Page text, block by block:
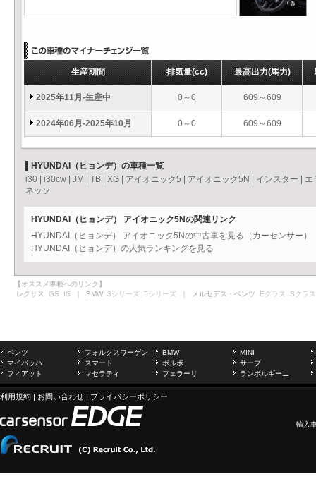
生産期間 排気量(cc) 最高出力(馬力)
2025年11月-生産中 0～0 609～609
2024年06月-2025年10月 0～0 609～609
HYUNDAI（ヒョンデ）の車種一覧
i30
i30cw JM TB XG アイオニック5 アイオニック5N インスター
エ
ネッソ
HYUNDAI（ヒョンデ） アイオニック5Nの関連リンク
HYUNDAI（ヒョンデ） アイオニック5Nの中古車を見る（カーセンサー）
HYUNDAI（ヒョンデ）の人気ランキングを見る
【オススメ車種へのリンク】
レクサス GS IS ｜ BMW 3シリーズ 5シリーズ ｜ メルセデス・ベンツ Eクラス Sクラス
ベンツ フォルクスワーゲン BMW
MINI
マイバッハ
スマート ボルボ
サーブ
フィアット
マセラティ フェラーリ ランボルギーニ
利用規約 | お問い合わせ | プライバシーポリシー
輸入